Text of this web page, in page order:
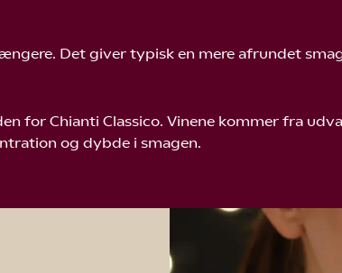
Det giver typisk en mere afrundet
for Chianti Classico. Vinene kommer fra
og dybde i smagen.